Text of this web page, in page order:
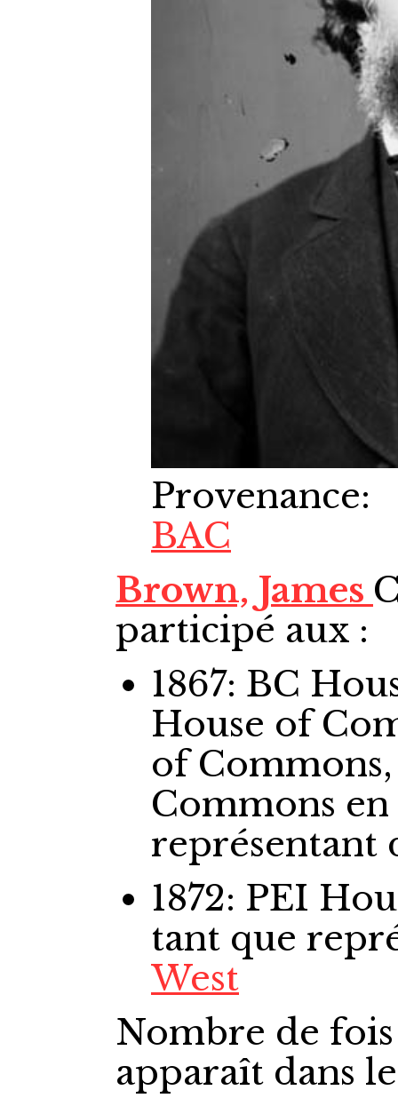
Provenance:
BAC
Brown, James
participé aux :
1867: BC
House of
of
Commons
représentant
1872: PEI
tant que
West
Nombre de
apparaît dans